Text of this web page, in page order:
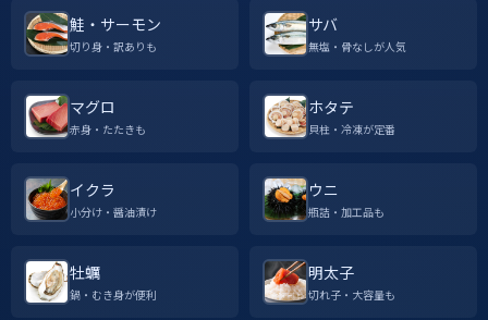
鮭・サーモン
切り身・訳ありも
サバ
無塩・骨なしが人気
マグロ
赤身・たたきも
ホタテ
貝柱・冷凍が定番
イクラ
小分け・醤油漬け
ウニ
瓶詰・加工品も
牡蠣
鍋・むき身が便利
明太子
切れ子・大容量も